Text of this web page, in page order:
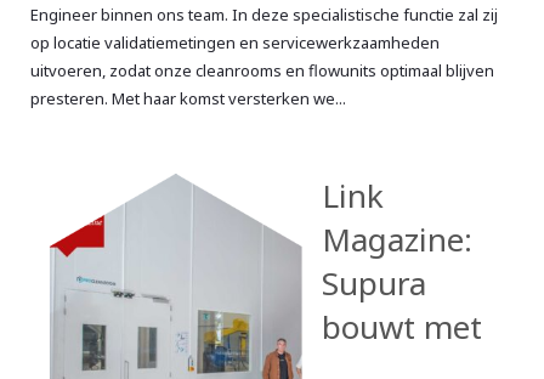
Engineer binnen ons team. In deze specialistische functie zal zij
op locatie validatiemetingen en servicewerkzaamheden
uitvoeren, zodat onze cleanrooms en flowunits optimaal blijven
presteren. Met haar komst versterken we...
Link
Magazine:
Supura
bouwt met